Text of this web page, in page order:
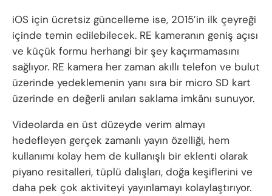
iOS için ücretsiz güncelleme ise, 2015’in ilk çeyreği
içinde temin edilebilecek. RE kameranın geniş açısı
ve küçük formu herhangi bir şey kaçırmamasını
sağlıyor. RE kamera her zaman akıllı telefon ve bulut
üzerinde yedeklemenin yanı sıra bir micro SD kart
üzerinde en değerli anıları saklama imkânı sunuyor.
Videolarda en üst düzeyde verim almayı
hedefleyen gerçek zamanlı yayın özelliği, hem
kullanımı kolay hem de kullanışlı bir eklenti olarak
piyano resitalleri, tüplü dalışları, doğa keşiflerini ve
daha pek çok aktiviteyi yayınlamayı kolaylaştırıyor.